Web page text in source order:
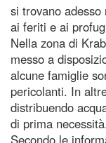
si trovano adesso
ai feriti e ai
Nella zona di
messo a
alcune famiglie
pericolanti. In
distribuendo
di prima
Secondo le